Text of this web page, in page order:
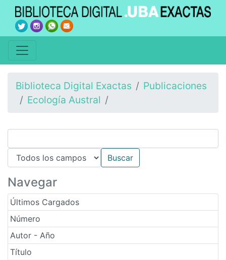
Biblioteca Digital Exactas
Publicaciones
Ecología Austral
Navegar
Últimos Cargados
Número
Autor - Año
Título